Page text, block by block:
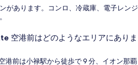
があります。コンロ、冷蔵庫、電子レンジ
空港前はどのようなエリアにありま
港前は小禄駅から徒歩で 9 分、イオン那覇